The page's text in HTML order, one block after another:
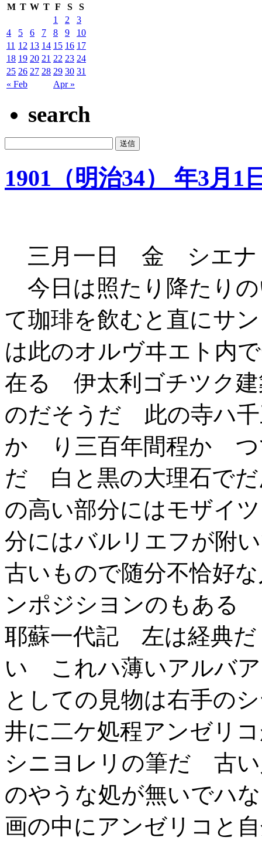
M T W T F S S
« Feb Apr »
1 2
3
4
5 6 7 8 9
10
11 12 13 14 15 16 17
18 19 20 21 22 23 24
25 26 27 28 29 30 31
search
1901（明治34） 年3月1
三月一日 金 シエナ
今日は照たり降たり
て珈琲を飲むと直にサ
は此のオルヴヰエト内
在る 伊太利ゴチツク建
のだそうだ 此の寺ハ千
かゝり三百年間程かゝ
だ 白と黒の大理石で
の高い部分にはモザイ
分にはバルリエフが附
古いもので随分不恰好
ンポジシヨンのもあ
耶蘇一代記 左は経典
い これハ薄いアルバ
としての見物は右手の
井に二ケ処程アンゼリ
シニヨレリの筆だ 古い
のやうな処が無いでハ
画の中にアンゼリコと